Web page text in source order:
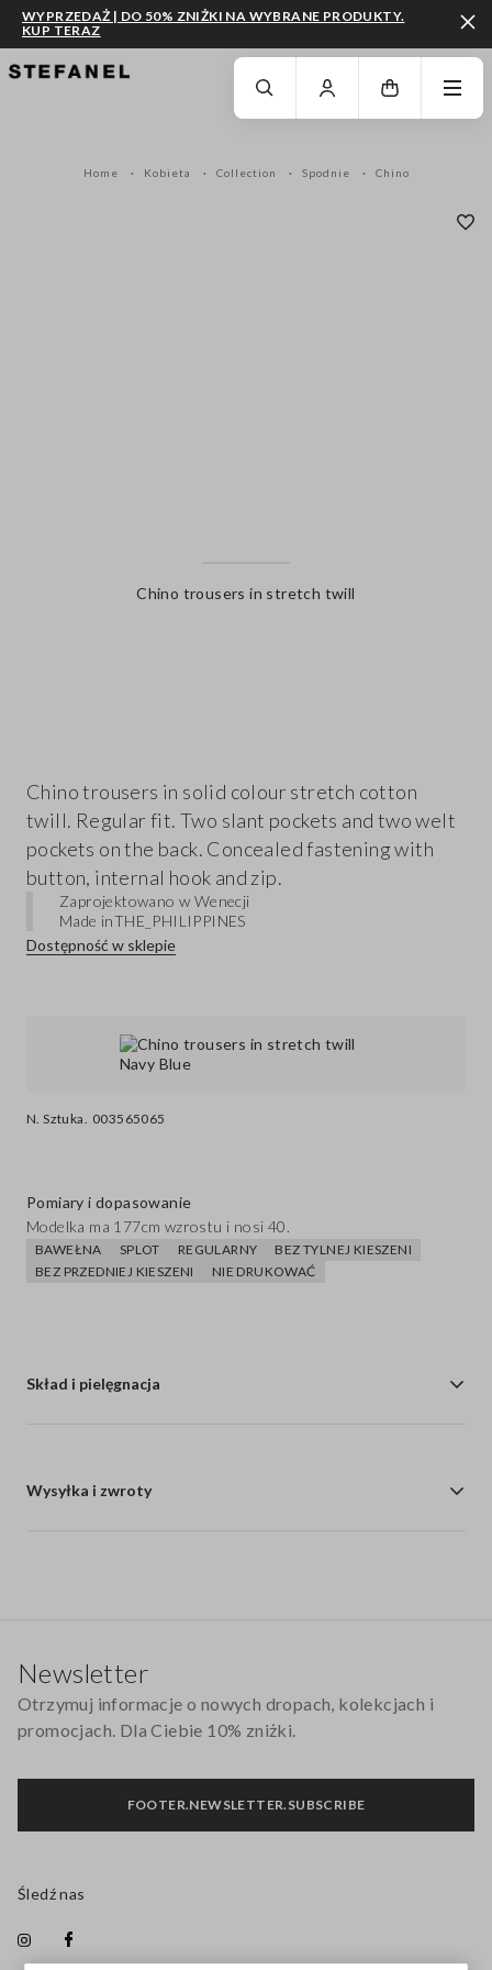
PRZEJDŹ DO GŁÓWNEJ TREŚCI PRZEWIŃ NA DÓŁ STRONY
WYPRZEDAŻ | DO 50% ZNIŻKI NA WYBRANE PRODUKTY.
KUP TERAZ
Home Kobieta Collection Spodnie Chino
Chino trousers in stretch twill
N. Sztuka. 003565065
Chino trousers in solid colour stretch cotton
twill. Regular fit. Two slant pockets and two welt
pockets on the back. Concealed fastening with
button, internal hook and zip.
Zaprojektowano w Wenecji
Made inTHE_PHILIPPINES
Dostępność w sklepie
Pomiary i dopasowanie
Modelka ma 177cm wzrostu i nosi 40.
BAWEŁNA SPLOT REGULARNY
BEZ TYLNEJ KIESZENI
BEZ PRZEDNIEJ KIESZENI
NIE DRUKOWAĆ
Skład i pielęgnacja
Wysyłka i zwroty
Newsletter
Otrzymuj informacje o nowych dropach, kolekcjach i
promocjach. Dla Ciebie 10% zniżki.
FOOTER.NEWSLETTER.SUBSCRIBE
Śledź nas